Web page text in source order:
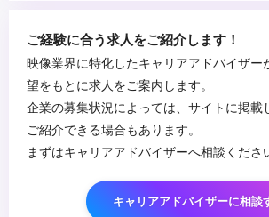
ご経験に合う求人をご紹介します！
映像業界に特化したキャリアアドバイザー
望をもとに求人をご案内します。
企業の募集状況によっては、サイトに掲載
ご紹介できる場合もあります。
まずはキャリアアドバイザーへ相談くださ
キャリアアドバイザーに相談